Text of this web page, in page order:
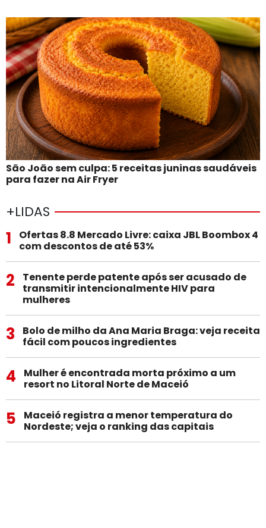
São João sem culpa: 5 receitas juninas saudáveis
para fazer na Air Fryer
+LIDAS
1
Ofertas 8.8 Mercado Livre: caixa JBL Boombox 4
com descontos de até 53%
2
Tenente perde patente após ser acusado de
transmitir intencionalmente HIV para
mulheres
3
Bolo de milho da Ana Maria Braga: veja receita
fácil com poucos ingredientes
4
Mulher é encontrada morta próximo a um
resort no Litoral Norte de Maceió
5
Maceió registra a menor temperatura do
Nordeste; veja o ranking das capitais